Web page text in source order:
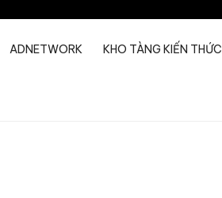
ADNETWORK KHO TÀNG KIẾN THỨC